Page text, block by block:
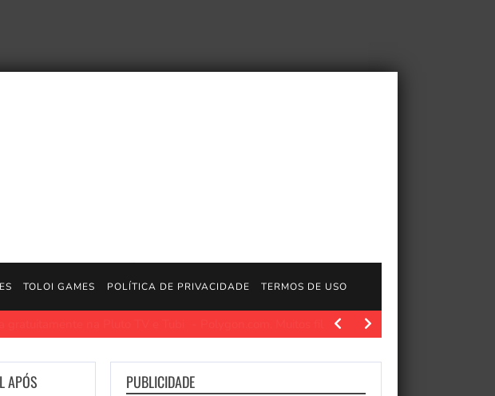
TOLOI GAMES POLÍTICA DE PRIVACIDADE TERMOS DE USO
APÓS PUBLICIDADE